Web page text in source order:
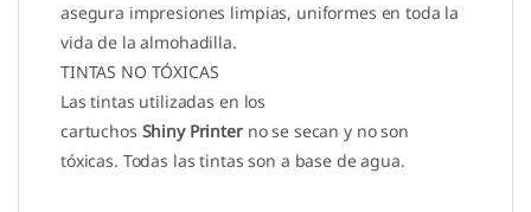
asegura impresiones limpias, uniformes en toda la
vida de la almohadilla.
TINTAS NO TÓXICAS
Las tintas utilizadas en los
cartuchos Shiny Printerno se secan y no son
tóxicas. Todas las tintas son a base de agua.